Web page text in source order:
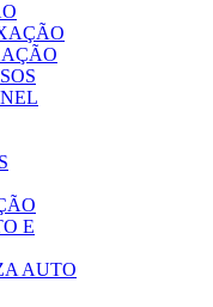
E
AUTO